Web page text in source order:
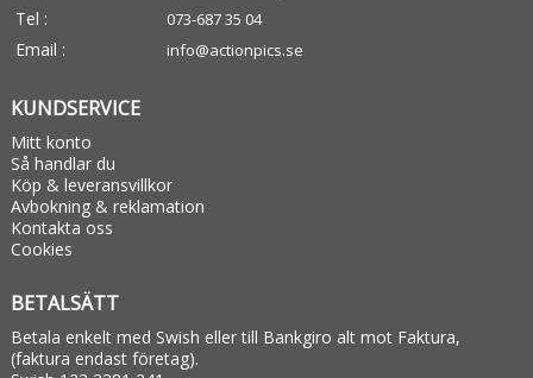
Tel :
073-687 35 04
Email : info@actionpics.se
KUNDSERVICE
Mitt konto
Så handlar du
Köp & leveransvillkor
Avbokning & reklamation
Kontakta oss
Cookies
BETALSÄTT
Betala enkelt med Swish eller till Bankgiro alt mot Faktura,
(faktura endast företag).